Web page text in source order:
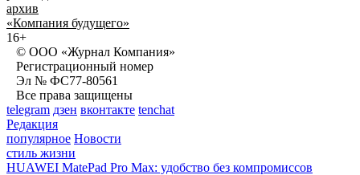
архив
«Компания будущего»
16+
© ООО «Журнал Компания»
Регистрационный номер
Эл № ФС77-80561
Все права защищены
telegram дзен вконтакте tenchat
Редакция
популярное Новости
стиль жизни
HUAWEI MatePad Pro Max: удобство без компромиссов